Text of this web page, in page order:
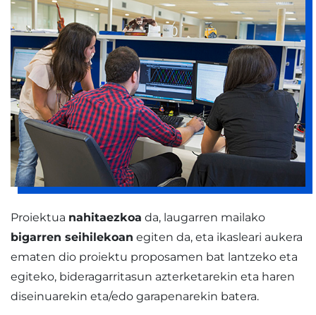
Proiektua nahitaezkoa da, laugarren mailako
bigarren seihilekoan egiten da, eta ikasleari aukera
ematen dio proiektu proposamen bat lantzeko eta
egiteko, bideragarritasun azterketarekin eta haren
diseinuarekin eta/edo garapenarekin batera.